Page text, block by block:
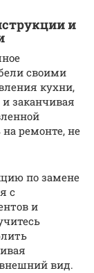
и
своими
кухни,
заканчивая
ремонте, не
по замене
с
и
вид.